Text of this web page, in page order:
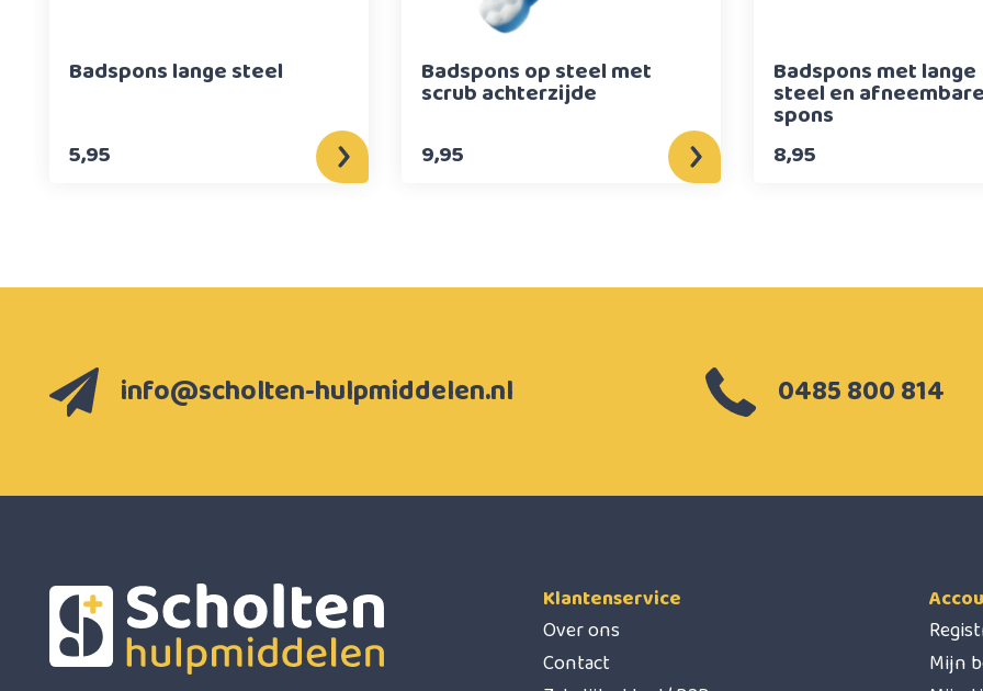
Badspons lange steel
5,95
Badspons op steel met
scrub achterzijde
9,95
Badspons met lange
steel en
spons
8,95
info@scholten-hulpmiddelen.nl 0485 800 814
Klantenservice
Over ons
Contact
Mijn